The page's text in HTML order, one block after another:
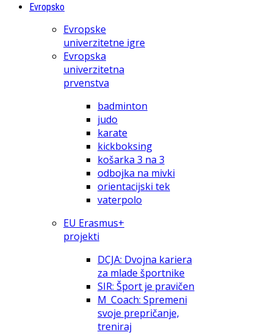
Evropsko
Evropske
univerzitetne igre
Evropska
univerzitetna
prvenstva
badminton
judo
karate
kickboksing
košarka 3 na 3
odbojka na mivki
orientacijski tek
vaterpolo
EU Erasmus+
projekti
DCJA: Dvojna kariera
za mlade športnike
SIR: Šport je pravičen
M_Coach: Spremeni
svoje prepričanje,
treniraj